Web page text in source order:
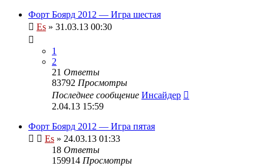
Форт Боярд 2012 — Игра шестая
Es » 31.03.13 00:30
1
2
21 Ответы
83792 Просмотры
Последнее сообщение Инсайдер
2.04.13 15:59
Форт Боярд 2012 — Игра пятая
Es » 24.03.13 01:33
18 Ответы
159914 Просмотры